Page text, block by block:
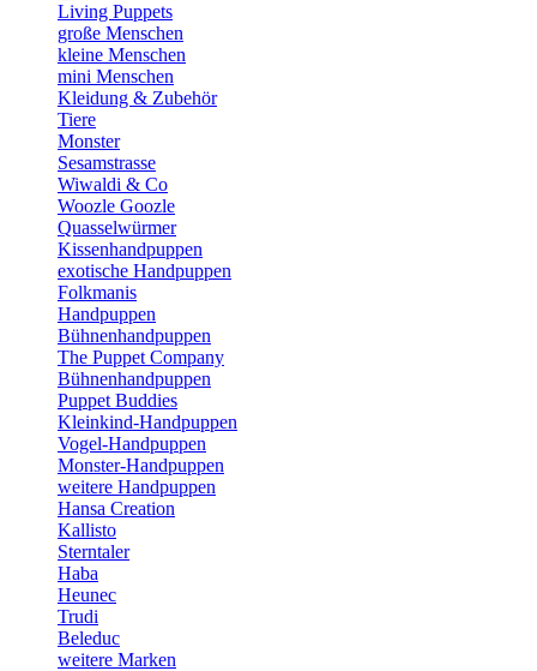
Living Puppets
große Menschen
kleine Menschen
mini Menschen
Kleidung & Zubehör
Tiere
Monster
Sesamstrasse
Wiwaldi & Co
Woozle Goozle
Quasselwürmer
Kissenhandpuppen
exotische Handpuppen
Folkmanis
Handpuppen
Bühnenhandpuppen
The Puppet Company
Bühnenhandpuppen
Puppet Buddies
Kleinkind-Handpuppen
Vogel-Handpuppen
Monster-Handpuppen
weitere Handpuppen
Hansa Creation
Kallisto
Sterntaler
Haba
Heunec
Trudi
Beleduc
weitere Marken